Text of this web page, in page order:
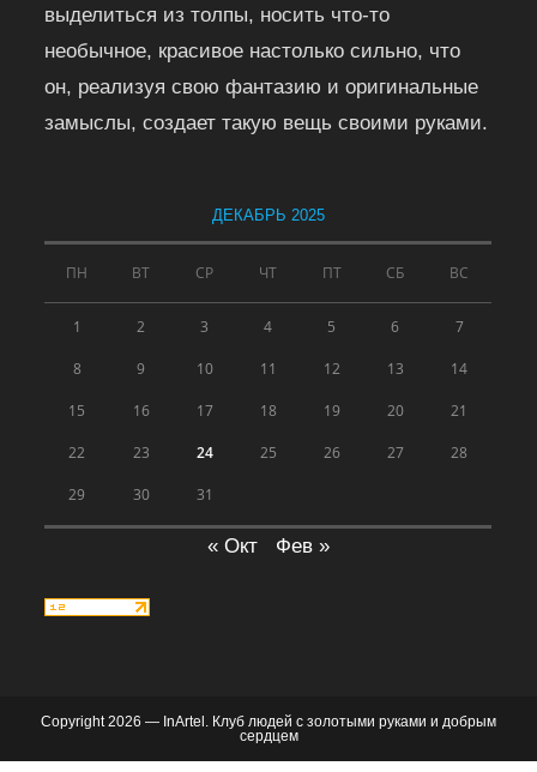
выделиться из толпы, носить что-то
необычное, красивое настолько сильно, что
он, реализуя свою фантазию и оригинальные
замыслы, создает такую вещь своими руками.
ДЕКАБРЬ 2025
ПН ВТ СР ЧТ ПТ СБ ВС
1 2 3 4 5 6 7
8 9 10 11 12 13 14
15 16 17 18 19 20 21
22 23 24 25 26 27 28
29 30 31
« Окт Фев »
Copyright 2026 — InArtel. Клуб людей с золотыми руками и добрым
сердцем